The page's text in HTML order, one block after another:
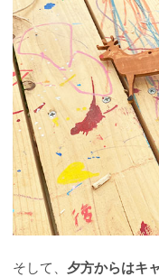
そして、 夕方からはキ